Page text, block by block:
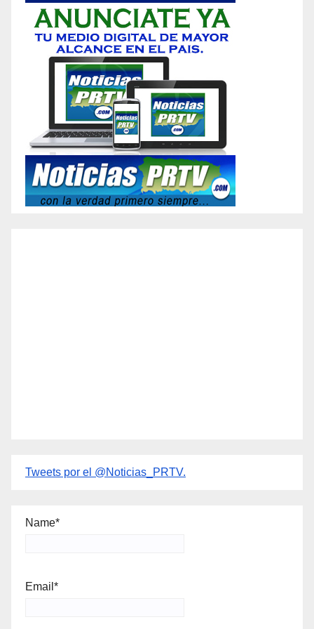
Tweets por el @Noticias_PRTV.
Name*
Email*